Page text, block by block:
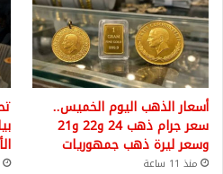
أسعار الذهب اليوم الخميس..
سعر جرام ذهب 24 و22 و21
وسعر ليرة ذهب جمهوريات
منذ 11 ساعة